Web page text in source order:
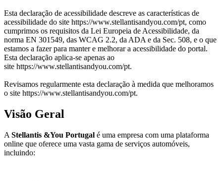
Esta declaração de acessibilidade descreve as características de
acessibilidade do site https://www.stellantisandyou.com/pt, como
cumprimos os requisitos da Lei Europeia de Acessibilidade, da
norma EN 301549, das WCAG 2.2, da ADA e da Sec. 508, e o que
estamos a fazer para manter e melhorar a acessibilidade do portal.
Esta declaração aplica-se apenas ao
site https://www.stellantisandyou.com/pt.
Revisamos regularmente esta declaração à medida que melhoramos
o site https://www.stellantisandyou.com/pt.
Visão Geral
A Stellantis &You Portugal é uma empresa com uma plataforma
online que oferece uma vasta gama de serviços automóveis,
incluindo: